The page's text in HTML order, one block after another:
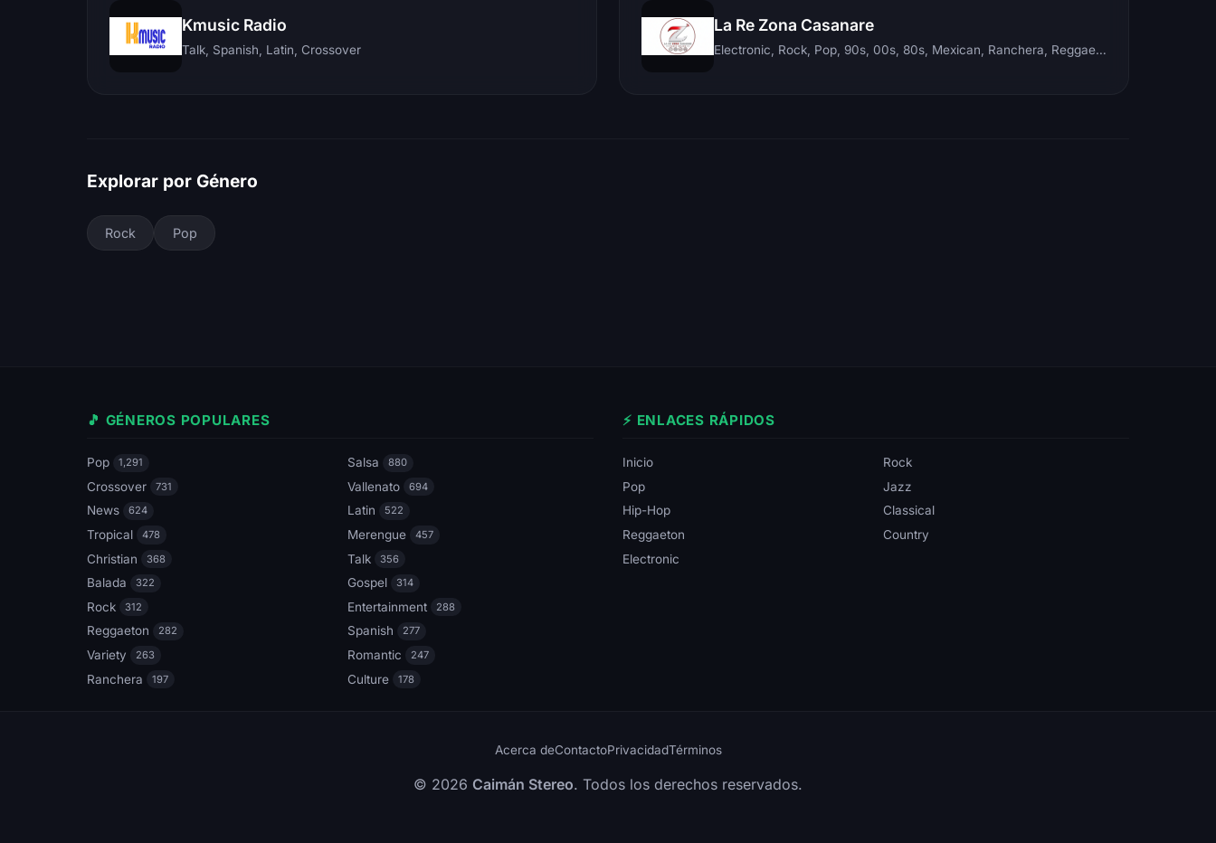
Kmusic Radio
Talk, Spanish, Latin, Crossover
La Re Zona Casanare
Electronic, Rock, Pop, 90s, 00s, 80s, Mexican, Ranchera, Reggaeton, Instrumental, Salsa, Merengue, Tropical, Romantic, Vallenato, Llanera
Explorar por Género
Rock Pop
🎵 GÉNEROS POPULARES
Pop 1,291 Salsa 880
Crossover 731 Vallenato 694
News 624 Latin 522
Tropical 478 Merengue 457
Christian 368 Talk 356
Balada 322 Gospel 314
Rock 312 Entertainment 288
Reggaeton 282 Spanish 277
Variety 263 Romantic 247
Ranchera 197 Culture 178
⚡ ENLACES RÁPIDOS
Inicio
Rock
Pop
Jazz
Hip-Hop
Classical
Reggaeton
Country
Electronic
Acerca deContactoPrivacidadTérminos
© 2026 Caimán Stereo. Todos los derechos reservados.